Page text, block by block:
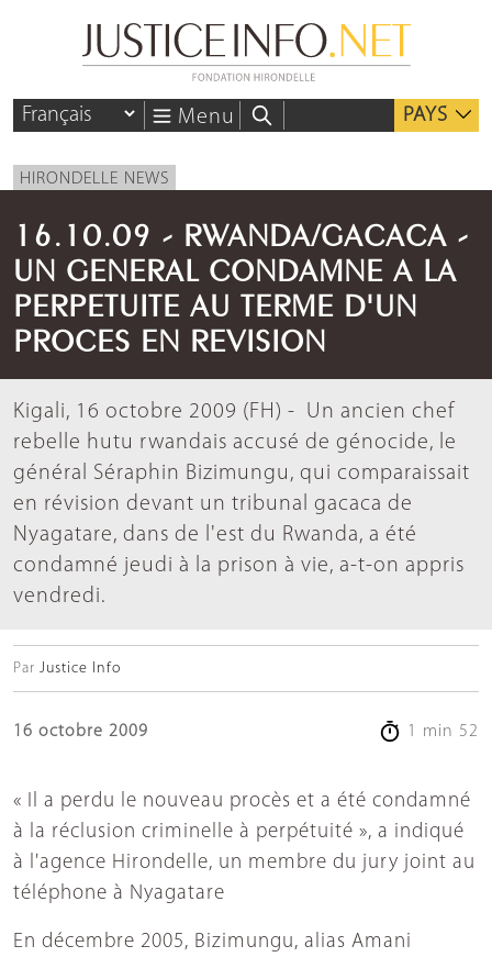
Menu PAYS
HIRONDELLE NEWS
16.10.09 - RWANDA/GACACA -
UN GENERAL CONDAMNE A LA
PERPETUITE AU TERME D'UN
PROCES EN REVISION
Kigali, 16 octobre 2009 (FH) - Un ancien chef
rebelle hutu rwandais accusé de génocide, le
général Séraphin Bizimungu, qui comparaissait
en révision devant un tribunal gacaca de
Nyagatare, dans de l'est du Rwanda, a été
condamné jeudi à la prison à vie, a-t-on appris
vendredi.
Par Justice Info
16 octobre 2009 1 min 52
« Il a perdu le nouveau procès et a été condamné
à la réclusion criminelle à perpétuité », a indiqué
à l'agence Hirondelle, un membre du jury joint au
téléphone à Nyagatare
En décembre 2005, Bizimungu, alias Amani